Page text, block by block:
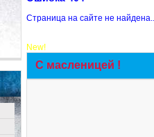
Страница на сайте не
New!
С масленицей !